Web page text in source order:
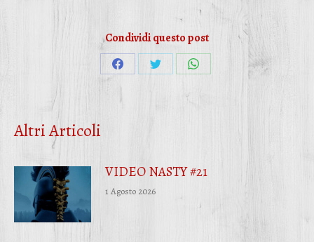
Condividi questo post
CondividiCondividiCondividi
Altri Articoli
VIDEO NASTY #21
1 Agosto 2026